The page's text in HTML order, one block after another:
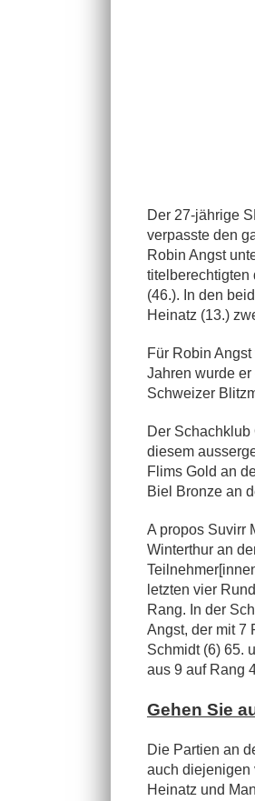
Der 27-jährige
verpasste den
Robin Angst
titelberechtigten
(46.). In den
Heinatz (13.)
Für Robin
Jahren wurde
Schweizer
Der
diesem
Flims Gold an
Biel Bronze an
A propos Suvirr
Winterthur an
letzten vier
Rang. In der
Angst, der mit 7
Schmidt (6) 65.
aus 9 auf Rang
Gehen Sie
Die Partien an
auch diejenigen
Heinatz und